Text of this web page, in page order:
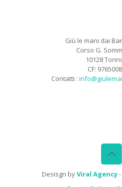
Giù le mani dai
Corso G.
10128
CF:
Contatti :
Desisgn byViral Agency-